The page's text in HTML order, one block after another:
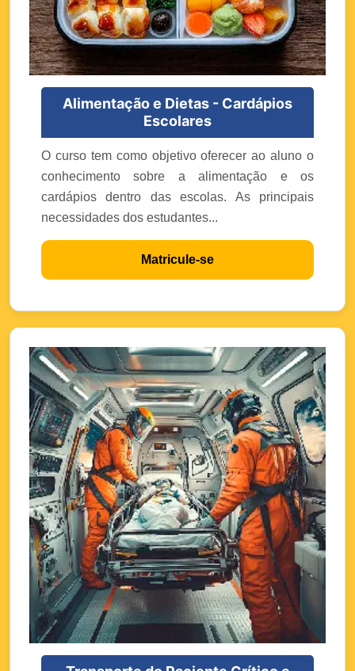
Alimentação e Dietas - Cardápios
Escolares
O curso tem como objetivo oferecer ao aluno o
conhecimento sobre a alimentação e os
cardápios dentro das escolas. As principais
necessidades dos estudantes...
Matricule-se